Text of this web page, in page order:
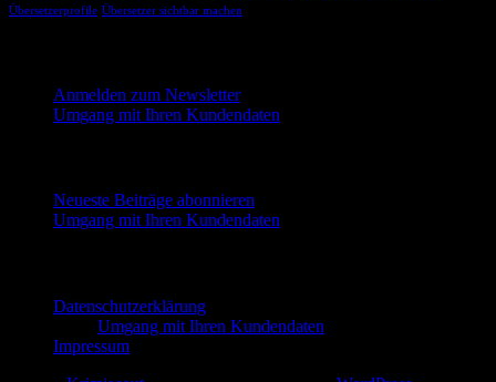
Übersetzerprofile Übersetzer sichtbar machen
Anmelden zum Newsletter
Umgang mit Ihren Kundendaten
Neueste Beiträge abonnieren
Umgang mit Ihren Kundendaten
Datenschutzerklärung
Umgang mit Ihren Kundendaten
Impressum